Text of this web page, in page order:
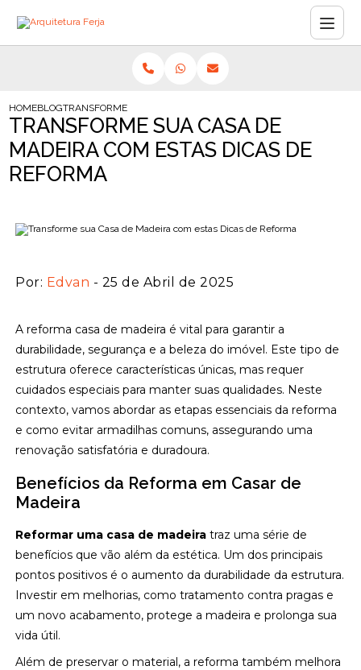
HOMEBLOGTRANSFORME SUA CASA DE MADEIRA COM ESTAS DICAS DE
TRANSFORME SUA CASA DE
MADEIRA COM ESTAS DICAS DE
REFORMA
Por: Edvan - 25 de Abril de 2025
A reforma casa de madeira é vital para garantir a
durabilidade, segurança e a beleza do imóvel. Este tipo de
estrutura oferece características únicas, mas requer
cuidados especiais para manter suas qualidades. Neste
contexto, vamos abordar as etapas essenciais da reforma
e como evitar armadilhas comuns, assegurando uma
renovação satisfatória e duradoura.
Benefícios da Reforma em Casar de
Madeira
Reformar uma casa de madeira traz uma série de
benefícios que vão além da estética. Um dos principais
pontos positivos é o aumento da durabilidade da estrutura.
Investir em melhorias, como tratamento contra pragas e
um novo acabamento, protege a madeira e prolonga sua
vida útil.
Além de preservar o material, a reforma também melhora